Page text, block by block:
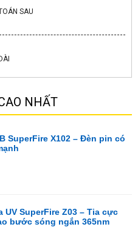
SAU
NHẤT
SuperFire X102 – Đèn pin có
SuperFire Z03 – Tia cực
bước sóng ngắn 365nm